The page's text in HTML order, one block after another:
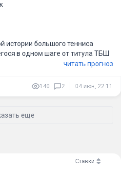
истории большого тенниса
в одном шаге от титула ТБШ
финал против Тима заложил
изъяна для Александра, после
мог повести 2-0 по сетам и
непредсказуемости Ролан
в 1/8 Фонсеке , выигравшего
читать прогноз
140 2 04 июн, 22:11
еще
Ставки